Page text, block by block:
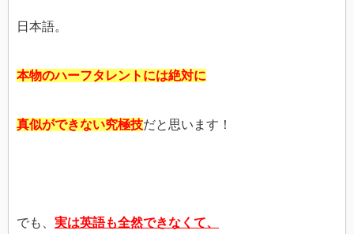
日本語。
本物のハーフタレントには絶対に
真似ができない究極技だと思います！
でも、 実は英語も全然できなくて、